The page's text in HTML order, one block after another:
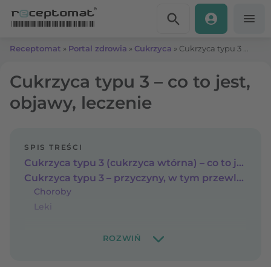
Receptomat » Portal zdrowia » Cukrzyca »
Cukrzyca typu 3 – co to jest,
objawy, leczenie
SPIS TREŚCI
Cukrzyca typu 3 (cukrzyca wtórna) – co to jest?
Cukrzyca typu 3 – przyczyny, w tym przewlekłe zapalenie trzustki
Choroby
Leki